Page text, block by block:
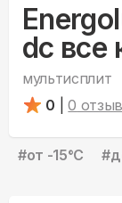
dc все
мультисплит
0
0
#от -15°С #